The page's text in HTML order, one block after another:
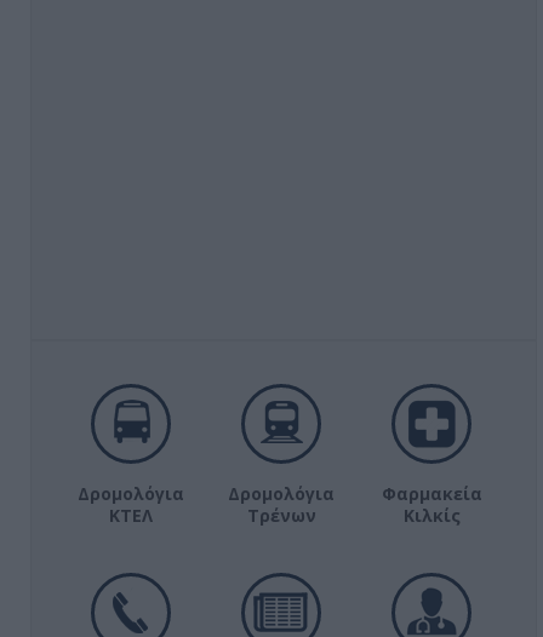
Δρομολόγια
ΚΤΕΛ
Δρομολόγια
Τρένων
Φαρμακεία
Κιλκίς